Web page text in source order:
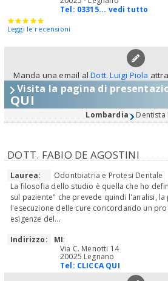
Tel: 03315... vedi tutto
Leggi le recensioni
Manda una email alDott. Luigi Piola
Visita la pagina di
QUI
Lombardia
DOTT. FABIO DE AGOSTINI
Laurea:
Odontoiatria e Protesi Dentale
La filosofia dello studio è quella che ho
sul paziente" che prevede quindi l'analisi, la
l'esecuzione delle cure concordando un
esigenze del...
Indirizzo:
MI:
Via C. Menotti 14
20025 Legnano
Tel: CLICCA QUI